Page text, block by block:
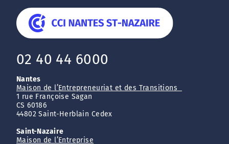
02 40 44 6000
Nantes
Maison de l’Entrepreneuriat et des Transitions
1 rue Françoise Sagan
CS 60186
44802 Saint-Herblain Cedex
Saint-Nazaire
Maison de l’Entreprise